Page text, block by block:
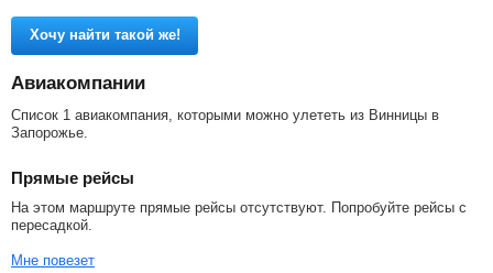
Хочу найти такой же!
Авиакомпании
Список 1 авиакомпания, которыми можно улететь из Винницы в
Запорожье.
Прямые рейсы
На этом маршруте прямые рейсы отсутствуют. Попробуйте рейсы с
пересадкой.
Мне повезет